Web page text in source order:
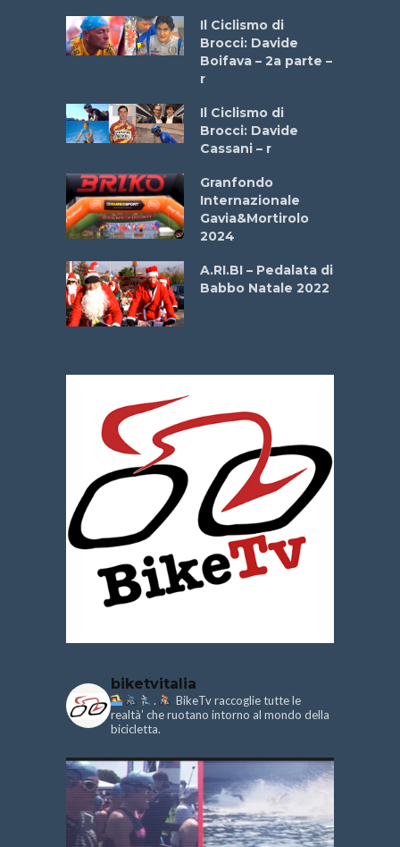
Il Ciclismo di
Brocci: Davide
Boifava – 2a parte –
r
Il Ciclismo di
Brocci: Davide
Cassani – r
Granfondo
Internazionale
Gavia&Mortirolo
2024
A.RI.BI – Pedalata di
Babbo Natale 2022
biketvitalia
.
BikeTv raccoglie tutte le
realtà’ che ruotano intorno al mondo della
bicicletta.